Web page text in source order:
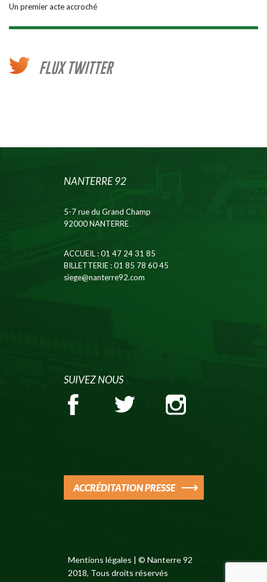
Un premier acte accroché
FLUX TWITTER
NANTERRE 92
5-7 rue du Grand Champ
92000 NANTERRE
ACCUEIL: 01 47 24 31 85
BILLETTERIE: 01 85 78 60 45
siege@nanterre92.com
SUIVEZ NOUS
ACCRÉDITATION PRESSE
Mentions légales | © Nanterre 92
2018, Tous droits réservés